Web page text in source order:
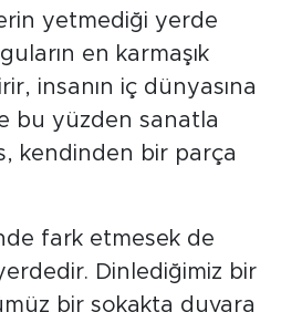
yetmediği yerde
en karmaşık
insanın iç dünyasına
bu yüzden sanatla
kendinden bir parça
fark etmesek de
Dinlediğimiz bir
bir sokakta duvara